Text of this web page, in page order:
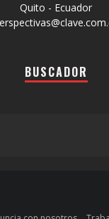
Quito - Ecuador
BUSCADOR